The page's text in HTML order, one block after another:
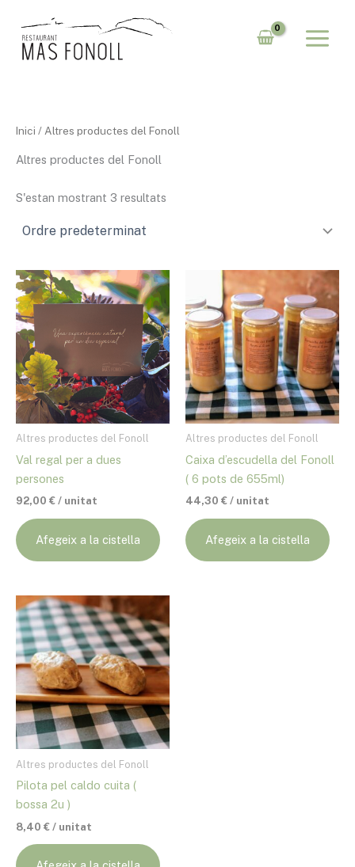
contingut
Inici / Altres productes del Fonoll
Altres productes del Fonoll
S'estan mostrant 3 resultats
Altres productes del Fonoll
Val regal per a dues
persones
92,00 € / unitat
Afegeix a la cistella
Altres productes del Fonoll
Caixa d’escudella del Fonoll
( 6 pots de 655ml)
44,30 € / unitat
Afegeix a la cistella
Altres productes del Fonoll
Pilota pel caldo cuita (
bossa 2u )
8,40 € / unitat